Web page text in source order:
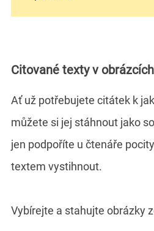
Citované texty v obrázcích
Ať už potřebujete citátek k
můžete si jej stáhnout jako
jen podpoříte u čtenáře
textem vystihnout.
Vybírejte a stahujte obrázky